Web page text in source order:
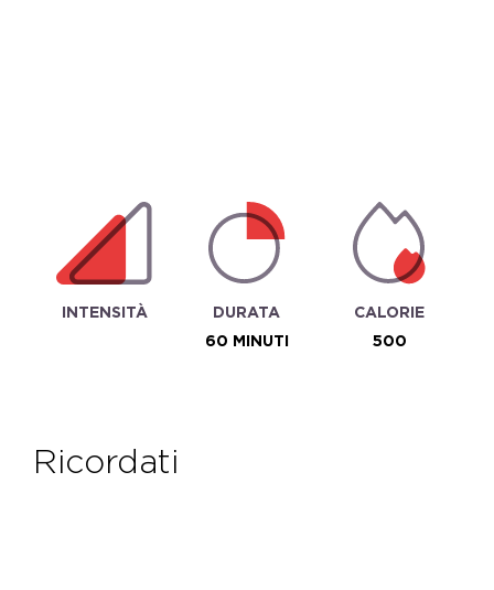
INTENSITÀ
DURATA
60 MINUTI
CALORIE
500
ricordati